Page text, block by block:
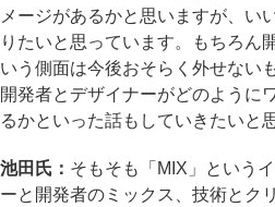
メージがあるかと思いますが、い
りたいと思っています。もちろん
いう側面は今後おそらく外せない
開発者とデザイナーがどのように
るかといった話もしていきたいと
池田氏： そもそも「MIX」という
ーと開発者のミックス、技術とク